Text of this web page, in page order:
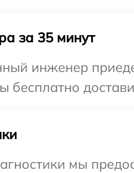
за 35 минут
инженер
бесплатно
мы